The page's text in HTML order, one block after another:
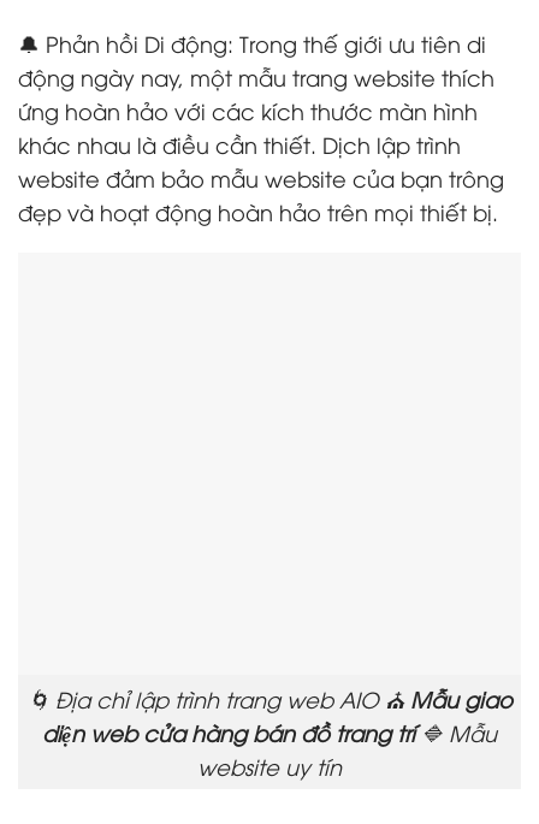
🔔 Phản hồi Di động: Trong thế giới ưu tiên di
động ngày nay, một mẫu trang website thích
ứng hoàn hảo với các kích thước màn hình
khác nhau là điều cần thiết. Dịch lập trình
website đảm bảo mẫu website của bạn trông
đẹp và hoạt động hoàn hảo trên mọi thiết bị.
🌀 Địa chỉ lập trình trang web AIO ⛪ Mẫu giao
diện web cửa hàng bán đồ trang trí🔷 Mẫu
website uy tín